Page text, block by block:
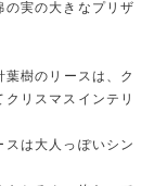
実の大きなプリザ
樹のリースは、ク
リスマスインテリ
は大人っぽいシン